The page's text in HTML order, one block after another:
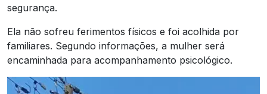
segurança.
Ela não sofreu ferimentos físicos e foi acolhida por
familiares. Segundo informações, a mulher será
encaminhada para acompanhamento psicológico.